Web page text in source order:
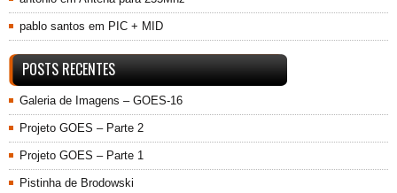
pablo santos em PIC + MID
POSTS RECENTES
Galeria de Imagens – GOES-16
Projeto GOES – Parte 2
Projeto GOES – Parte 1
Pistinha de Brodowski